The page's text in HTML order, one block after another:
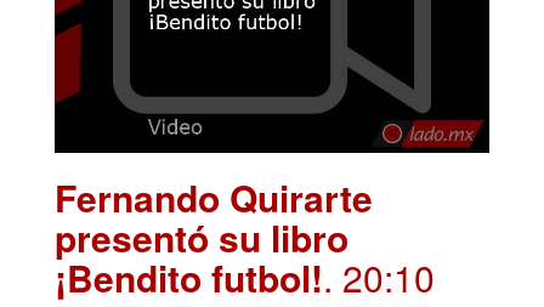
Fernando Quirarte
presentó su libro
¡Bendito futbol!. 20:10